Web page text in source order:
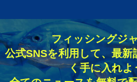
フィッシングジ
公式SNSを利用して、最
く手に入れよ